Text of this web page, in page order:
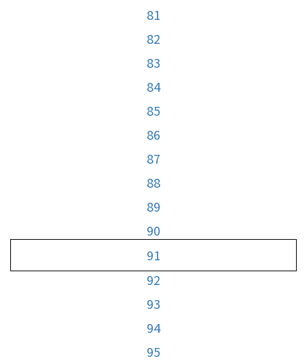
81
82
83
84
85
86
87
88
89
90
91
92
93
94
95